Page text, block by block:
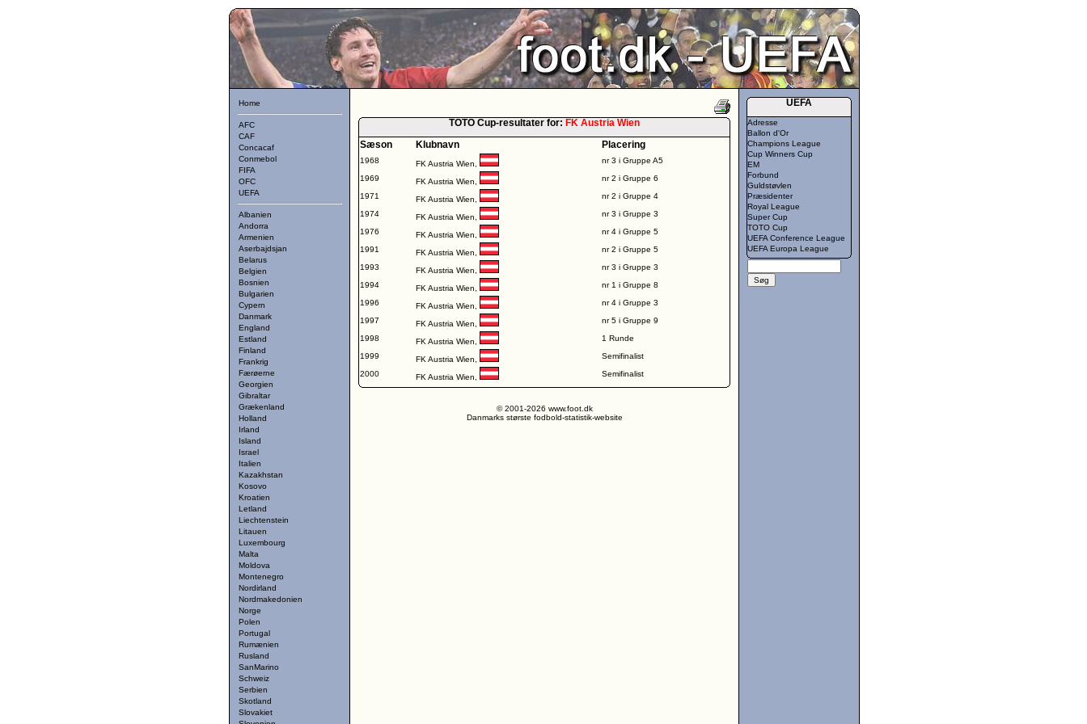
Home
AFC
CAF
Concacaf
Conmebol
FIFA
OFC
UEFA
Albanien
Andorra
Armenien
Aserbajdsjan
Belarus
Belgien
Bosnien
Bulgarien
Cypern
Danmark
England
Estland
Finland
Frankrig
Færøerne
Georgien
Gibraltar
Grækenland
Holland
Irland
Island
Israel
Italien
Kazakhstan
Kosovo
Kroatien
Letland
Liechtenstein
Litauen
Luxembourg
Malta
Moldova
Montenegro
Nordirland
Nordmakedonien
Norge
Polen
Portugal
Rumænien
Rusland
SanMarino
Schweiz
Serbien
Skotland
Slovakiet
TOTO Cup-resultater for: FK Austria Wien
Sæson
Klubnavn Placering
1968 FK Austria Wien,
nr 3 i Gruppe A5
1969
FK Austria Wien,
nr 2 i Gruppe 6
1971
FK Austria Wien,
nr 2 i Gruppe 4
1974
FK Austria Wien,
nr 3 i Gruppe 3
1976
FK Austria Wien,
nr 4 i Gruppe 5
1991
FK Austria Wien,
nr 2 i Gruppe 5
1993
FK Austria Wien,
nr 3 i Gruppe 3
1994
FK Austria Wien,
nr 1 i Gruppe 8
1996
FK Austria Wien,
nr 4 i Gruppe 3
1997
FK Austria Wien,
nr 5 i Gruppe 9
1998
FK Austria Wien,
1 Runde
1999
FK Austria Wien,
Semifinalist
2000
FK Austria Wien, Semifinalist
© 2001-2026 www.foot.dk
Danmarks største fodbold-statistik-website
UEFA
Adresse
Ballon d'Or
Champions League
Cup Winners Cup
EM
Forbund
Guldstøvlen
Præsidenter
Royal League
Super Cup
TOTO Cup
UEFA Conference League
UEFA Europa League